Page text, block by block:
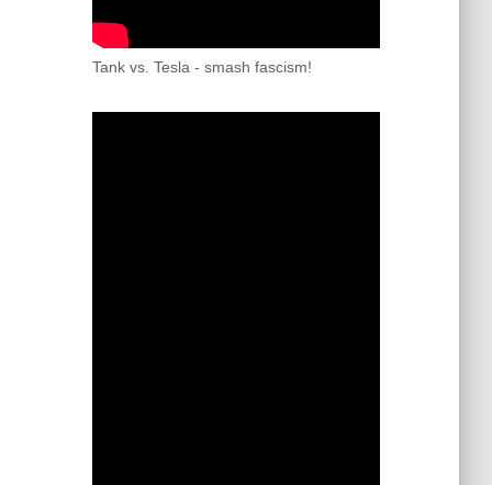
Tank vs. Tesla - smash fascism!